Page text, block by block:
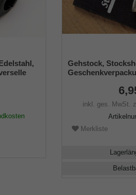
Gehstock,
inkl. ges. MwSt.
Merkliste